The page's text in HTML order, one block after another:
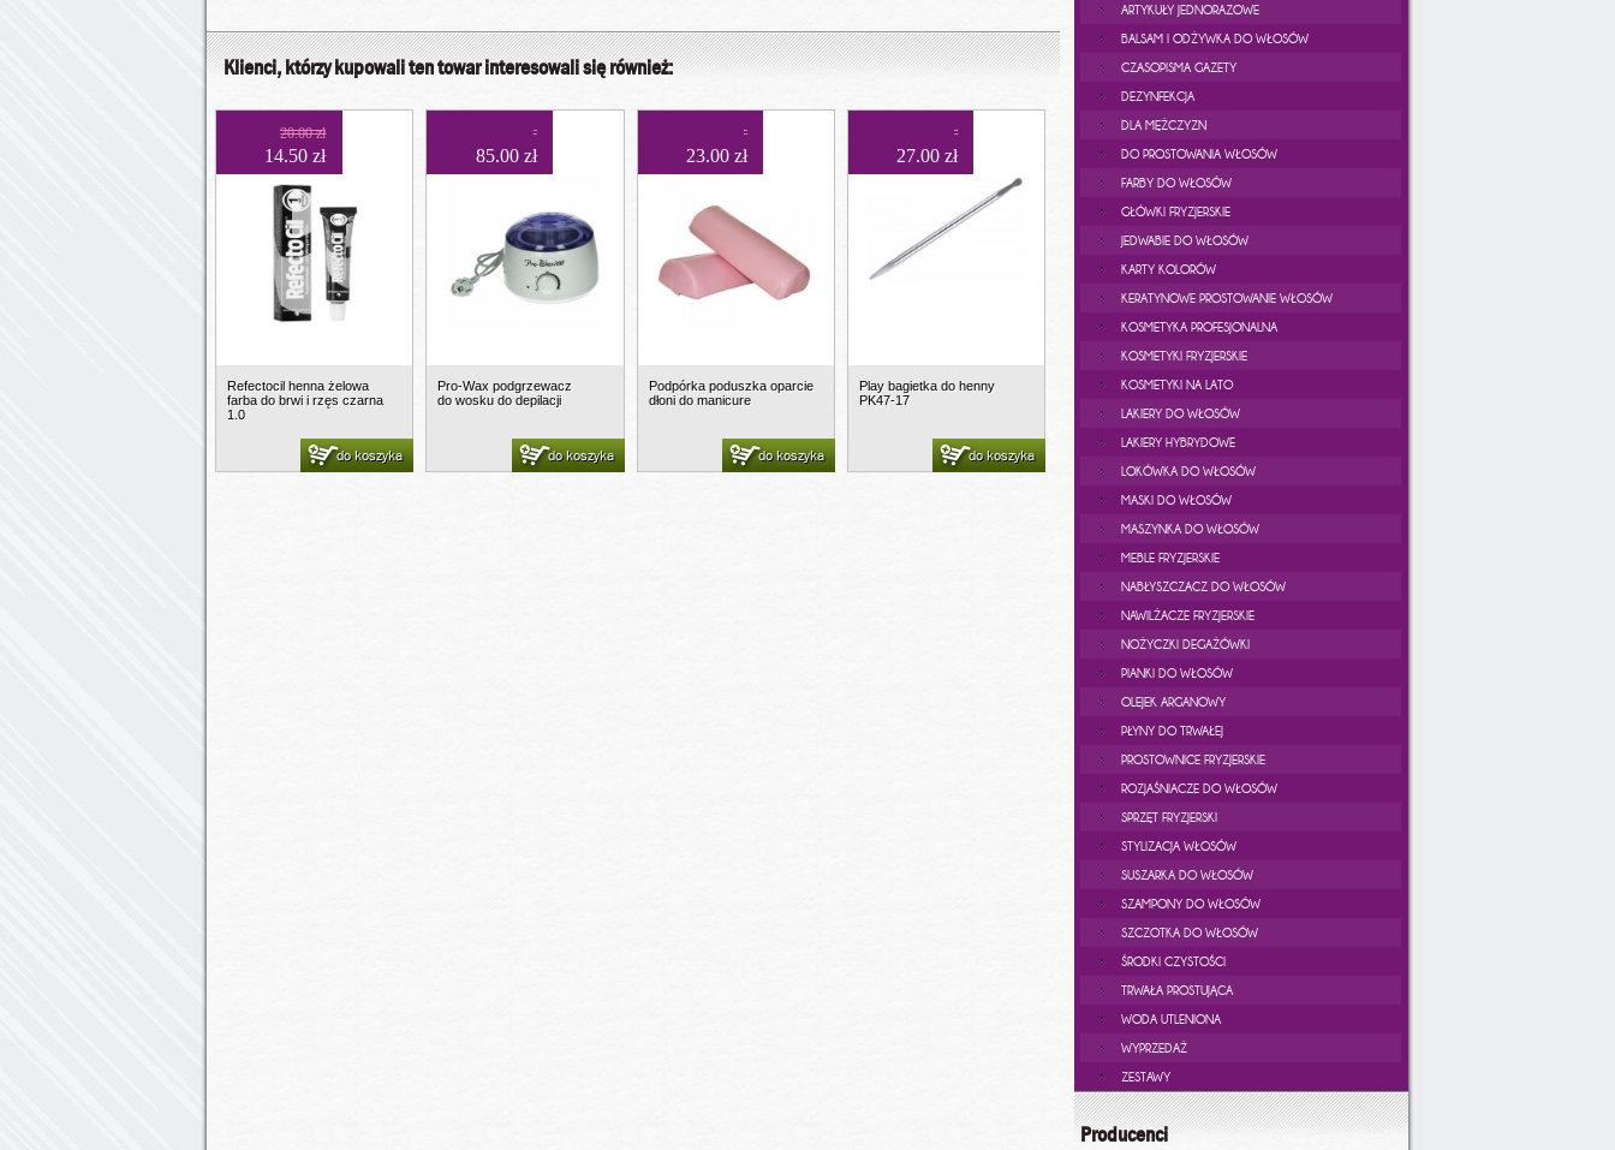
Klienci, którzy kupowali ten towar interesowali się również:
20.00 zł
14.50 zł
Refectocil henna żelowa
farba do brwi i rzęs czarna
1.0
do koszyka
85.00 zł
Pro-Wax podgrzewacz
do wosku do depilacji
do koszyka
23.00 zł
Podpórka poduszka oparcie
dłoni do manicure
do koszyka
27.00 zł
Play bagietka do henny
PK47-17
do koszyka
ARTYKUŁY JEDNORAZOWE
BALSAM I ODŻYWKA DO WŁOSÓW
CZASOPISMA GAZETY
DEZYNFEKCJA
DLA MĘŻCZYZN
DO PROSTOWANIA WŁOSÓW
FARBY DO WŁOSÓW
GŁÓWKI FRYZJERSKIE
JEDWABIE DO WŁOSÓW
KARTY KOLORÓW
KERATYNOWE PROSTOWANIE WŁOSÓW
KOSMETYKA PROFESJONALNA
KOSMETYKI FRYZJERSKIE
KOSMETYKI NA LATO
LAKIERY DO WŁOSÓW
LAKIERY HYBRYDOWE
LOKÓWKA DO WŁOSÓW
MASKI DO WŁOSÓW
MASZYNKA DO WŁOSÓW
MEBLE FRYZJERSKIE
NABŁYSZCZACZ DO WŁOSÓW
NAWILŻACZE FRYZJERSKIE
NOŻYCZKI DEGAŻÓWKI
PIANKI DO WŁOSÓW
OLEJEK ARGANOWY
PŁYNY DO TRWAŁEJ
PROSTOWNICE FRYZJERSKIE
ROZJAŚNIACZE DO WŁOSÓW
SPRZĘT FRYZJERSKI
STYLIZACJA WŁOSÓW
SUSZARKA DO WŁOSÓW
SZAMPONY DO WŁOSÓW
SZCZOTKA DO WŁOSÓW
ŚRODKI CZYSTOŚCI
TRWAŁA PROSTUJĄCA
WODA UTLENIONA
WYPRZEDAŻ
ZESTAWY
Producenci